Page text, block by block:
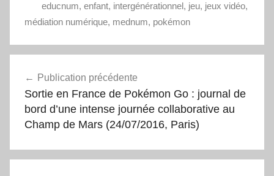
educnum, enfant, intergénérationnel, jeu, jeux vidéo,
médiation numérique, mednum, pokémon
de
l’article
Publication précédente
Sortie en France de Pokémon Go : journal de
bord d’une intense journée collaborative au
Champ de Mars (24/07/2016, Paris)